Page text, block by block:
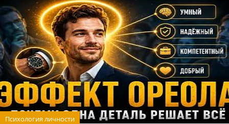
Психология личности